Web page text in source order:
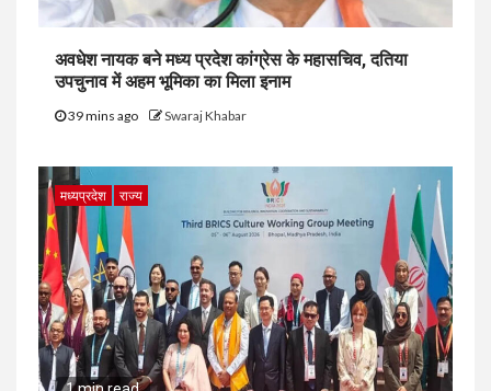
अवधेश नायक बने मध्य प्रदेश कांग्रेस के महासचिव, दतिया
उपचुनाव में अहम भूमिका का मिला इनाम
39 mins ago Swaraj Khabar
मध्यप्रदेश राज्य